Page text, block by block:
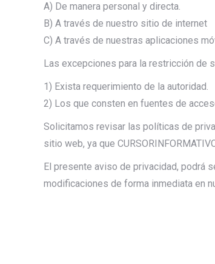
A) De manera personal y directa.
B) A través de nuestro sitio de internet
C) A través de nuestras aplicaciones
Las excepciones para la restricción de
1) Exista requerimiento de la autoridad.
2) Los que consten en fuentes de
Solicitamos revisar las políticas de
sitio web, ya que
El presente aviso de privacidad, podrá
modificaciones de forma inmediata en